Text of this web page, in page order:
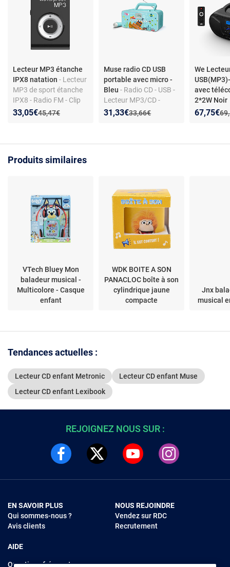
Lecteur MP3 étanche
IPX8 natation - Lecteur
MP3 de sport étanche
IPX8 - Radio FM - Clip
de fixation - Stéréo -
Ancien prix :
45,47€
Nouveau prix :
33,05€
Réduction de :
Muse radio CD USB
portable avec micro -
Bleu- Radio CD - USB -
Lecteur MP3/CD -
FM/MW - Entrée
Ancien prix :
33,66€
Nouveau prix :
31,33€
Réduction de :
We
avec
2*2W Noir
Nouveau
67,75€
Produits similaires
VTech Bluey Mon
baladeur musical -
Multicolore - Casque
enfant
WDK BOITE A SON
PANACLOC boîte à son
cylindrique jaune
compacte
Jnx
musical
Tendances actuelles :
Lecteur CD enfant Metronic
Lecteur CD enfant Muse
Lecteur CD enfant Lexibook
REJOIGNEZ NOUS SUR :
EN SAVOIR PLUS
Qui sommes-nous ?
Avis clients
AIDE
Questions fréquentes
NOUS REJOINDRE
Vendez sur RDC
Recrutement